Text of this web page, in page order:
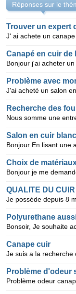
Réponses sur le
Trouver un expert
Canapé en cuir
Problème avec
Choix de
QUALITE DU CUIR
Polyurethane
Canape cuir
Problème d'odeur